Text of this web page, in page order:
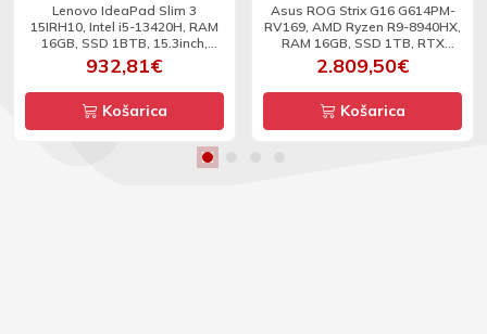
Lenovo IdeaPad Slim 3
15IRH10, Intel i5-13420H, RAM
16GB, SSD 1BTB, 15.3inch,
WUXGA, DOS
932,81€
Košarica
Asus ROG Strix G16 G614PM-
RV169, AMD Ryzen R9-8940HX,
RAM 16GB, SSD 1TB, RTX
5060, 16inch, WUXGA, 165Hz,
DOS
2.809,50€
Košarica